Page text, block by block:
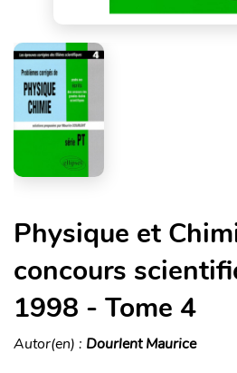
Physique et
concours
1998 - Tome 4
Autor(en) : Dourlent Maurice